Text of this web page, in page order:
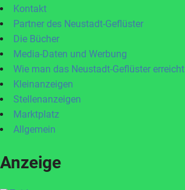
Kontakt
Partner des Neustadt-Geflüster
Die Bücher
Media-Daten und Werbung
Wie man das Neustadt-Geflüster erreicht
Kleinanzeigen
Stellenanzeigen
Marktplatz
Allgemein
Anzeige